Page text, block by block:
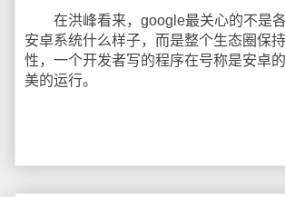
在洪峰看来，google最关心的不是各
安卓系统什么样子，而是整个生态圈保
性，一个开发者写的程序在号称是安卓
美的运行。